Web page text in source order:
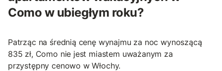
Como w ubiegłym roku?
Patrząc na średnią cenę wynajmu za noc wynoszącą
835 zł, Como nie jest miastem uważanym za
przystępny cenowo w Włochy.